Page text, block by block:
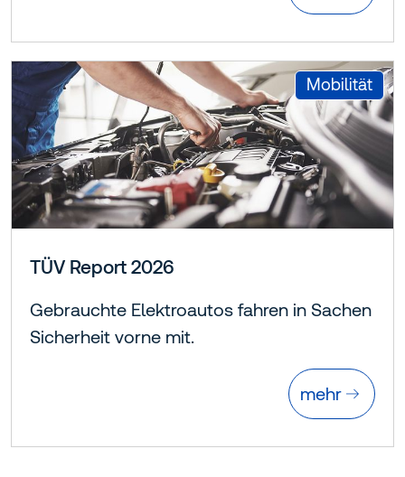
Mobilität:
TÜV Report 2026
Gebrauchte Elektroautos fahren in Sachen
Sicherheit vorne mit.
mehr